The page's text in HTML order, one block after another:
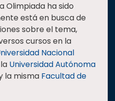
Olimpiada ha sido
está en busca de
sobre el tema,
cursos en la
Nacional
Universidad Autónoma
la misma Facultad de